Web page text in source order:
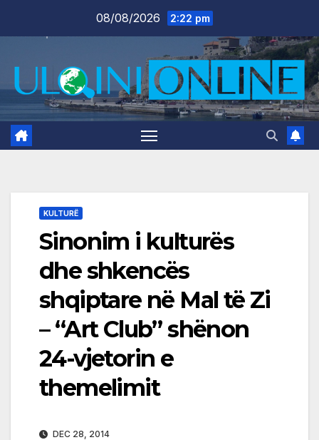
08/08/2026 2:22 pm
KULTURË
Sinonim i kulturës
dhe shkencës
shqiptare në Mal të Zi
– “Art Club” shënon
24-vjetorin e
themelimit
DEC 28, 2014